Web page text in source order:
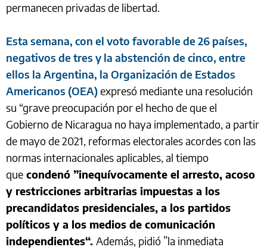
permanecen privadas de libertad.
Esta semana, con el voto favorable de 26 países,
negativos de tres y la abstención de cinco, entre
ellos la Argentina, la Organización de Estados
Americanos (OEA)expresó mediante una resolución
su “grave preocupación por el hecho de que el
Gobierno de Nicaragua no haya implementado, a partir
de mayo de 2021, reformas electorales acordes con las
normas internacionales aplicables, al tiempo
que condenó ”inequívocamente el arresto, acoso
y restricciones arbitrarias impuestas a los
precandidatos presidenciales, a los partidos
políticos y a los medios de comunicación
independientes“. Además, pidió ”la inmediata